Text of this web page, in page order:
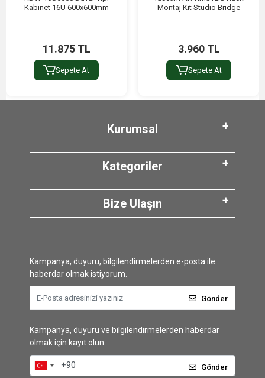
Kabinet 16U 600x600mm
11.875 TL
Sepete At
Montaj Kit Studio Bridge
3.960 TL
Sepete At
Kurumsal
Kategoriler
Bize Ulaşın
Kampanya, duyuru, bilgilendirmelerden e-posta ile
haberdar olmak istiyorum.
Gönder
Kampanya, duyuru ve bilgilendirmelerden haberdar
olmak için kayıt olun.
Gönder